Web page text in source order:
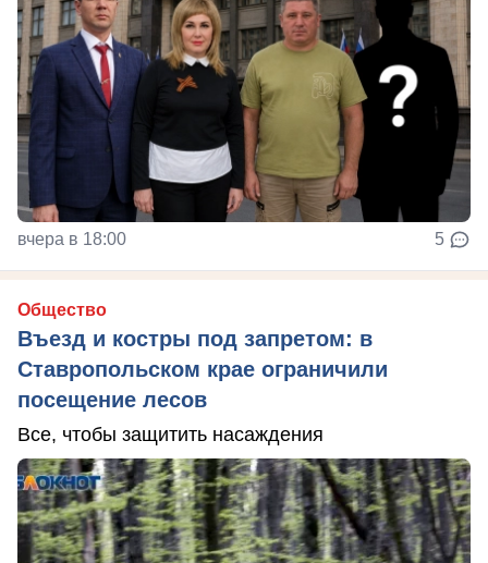
вчера в 18:00 5
Общество
Въезд и костры под запретом: в
Ставропольском крае ограничили
посещение лесов
Все, чтобы защитить насаждения